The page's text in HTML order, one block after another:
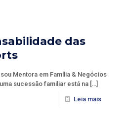
das
Mentora em Família & Negócios
sucessão familiar está na […]
Leia mais